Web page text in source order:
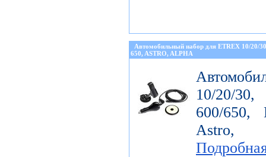
Автомобильный набор для ETREX 10/20/
650, ASTRO, ALPHA
10/20/
600/650,
Astro,